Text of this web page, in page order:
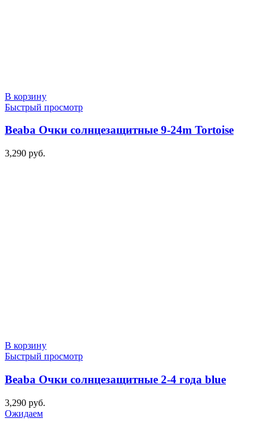
В корзину
Быстрый просмотр
Beaba Очки солнцезащитные 9-24m Tortoise
3,290 руб.
В корзину
Быстрый просмотр
Beaba Очки солнцезащитные 2-4 года blue
3,290 руб.
Ожидаем